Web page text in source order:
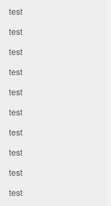
test
test
test
test
test
test
test
test
test
test